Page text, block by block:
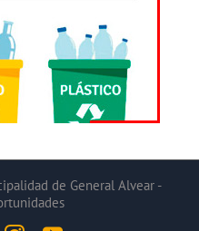
de General Alvear -